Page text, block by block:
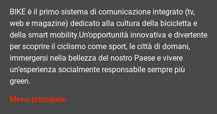
BIKE è il primo sistema di comunicazione integrato (tv,
web e magazine) dedicato alla cultura della bicicletta e
della smart mobility.Un’opportunità innovativa e divertente
per scoprire il ciclismo come sport, le città di domani,
immergersi nella bellezza del nostro Paese e vivere
un’esperienza socialmente responsabile sempre più
green.
Menù principale